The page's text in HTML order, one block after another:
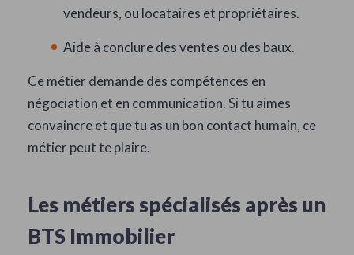
vendeurs, ou locataires et propriétaires.
Aide à conclure des ventes ou des baux.
Ce métier demande des compétences en
négociation et en communication. Si tu aimes
convaincre et que tu as un bon contact humain, ce
métier peut te plaire.
Les métiers spécialisés après un
BTS Immobilier